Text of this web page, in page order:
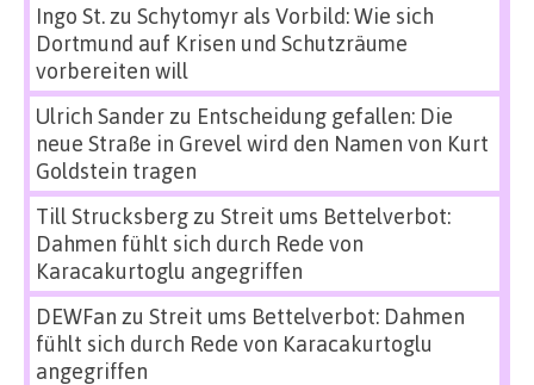
Ingo St.zu Schytomyr als Vorbild: Wie sich
Dortmund auf Krisen und Schutzräume
vorbereiten will
Ulrich Sanderzu Entscheidung gefallen: Die
neue Straße in Grevel wird den Namen von Kurt
Goldstein tragen
Till Strucksbergzu Streit ums Bettelverbot:
Dahmen fühlt sich durch Rede von
Karacakurtoglu angegriffen
DEWFan zu Streit ums Bettelverbot: Dahmen
fühlt sich durch Rede von Karacakurtoglu
angegriffen